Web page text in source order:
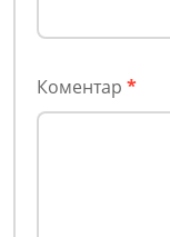
Коментар *